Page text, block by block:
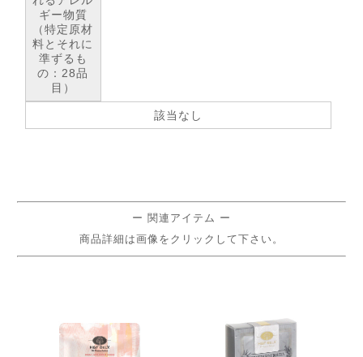
ギー物質
（特定原材
料とそれに
準ずるも
の：28品
目）
該当なし
ー 関連アイテム ー
商品詳細は画像をクリックして下さい。